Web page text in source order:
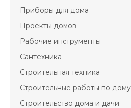
Приборы для дома
Проекты домов
Рабочие инструменты
Сантехника
Строительная техника
Строительные работы по дому
Строительство дома и дачи